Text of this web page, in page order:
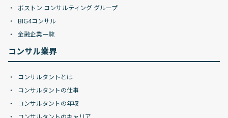
ボストン コンサルティング グループ
BIG4コンサル
金融企業一覧
コンサル業界
コンサルタントとは
コンサルタントの仕事
コンサルタントの年収
コンサルタントのキャリア